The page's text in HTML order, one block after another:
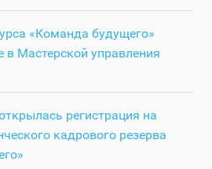
«Команда будущего»
в Мастерской управления
регистрация на
кадрового резерва